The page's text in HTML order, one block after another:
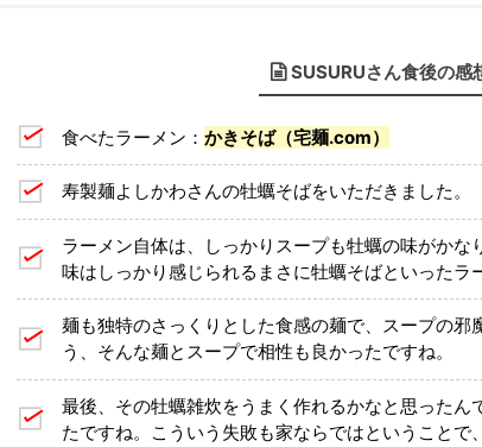
SUSURUさん食後の感
食べたラーメン： かきそば（宅麺.com）
寿製麺よしかわさんの牡蠣そばをいただきました。
ラーメン自体は、しっかりスープも牡蠣の味がかな
味はしっかり感じられるまさに牡蠣そばといったラ
麺も独特のさっくりとした食感の麺で、スープの邪
う、そんな麺とスープで相性も良かったですね。
最後、その牡蠣雑炊をうまく作れるかなと思ったん
たですね。こういう失敗も家ならではということで